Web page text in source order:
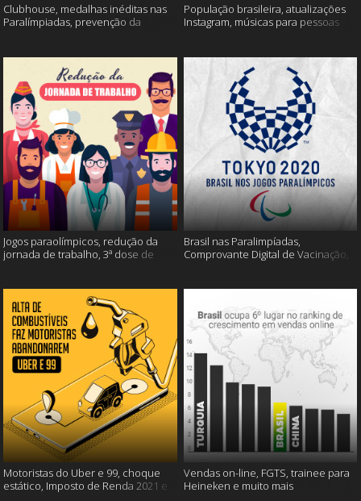
Clubhouse, medalhas inéditas nas
Paralímpiadas, prevenção da
População brasileira, atualizações
Instagram, músicas para pessoas
Jogos paraolímpicos, redução da
jornada de trabalho, 3ª dose de
Brasil nas Paralimpíadas,
Comprovante Digital de Vacinação,
Motoristas do Uber e 99, choque
estático, Imposto de Renda 2021 e
Vendas on-line, FGTS, trainee para
Heineken e muito mais